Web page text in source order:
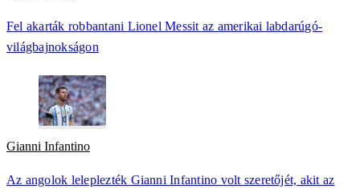
Fel akarták robbantani Lionel Messit az amerikai labdarúgó-
világbajnokságon
Gianni Infantino
Az angolok leleplezték Gianni Infantino volt szeretőjét, akit az